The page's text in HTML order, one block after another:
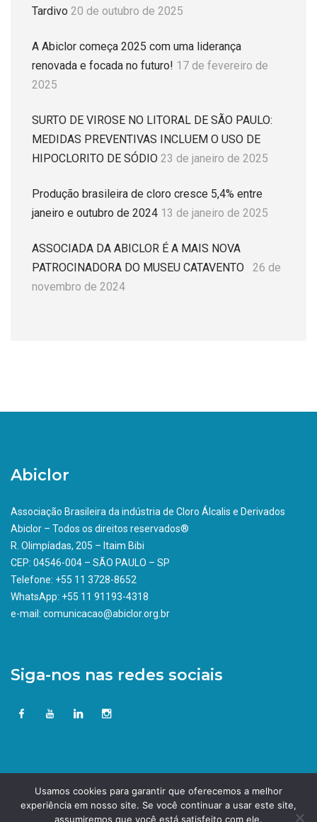
Tardivo 20 de outubro de 2025
A Abiclor começa 2025 com uma liderança
renovada e focada no futuro! 17 de fevereiro de
2025
SURTO DE VIROSE NO LITORAL DE SÃO PAULO:
MEDIDAS PREVENTIVAS INCLUEM O USO DE
HIPOCLORITO DE SÓDIO 23 de janeiro de 2025
Produção brasileira de cloro cresce 5,4% entre
janeiro e outubro de 2024 13 de janeiro de 2025
ASSOCIADA DA ABICLOR É A MAIS NOVA
PATROCINADORA DO MUSEU CATAVENTO
26 de
novembro de 2024
Abiclor
Associação Brasileira da indústria de Cloro Álcalis e Derivados
Abiclor – Todos os direitos reservados®
R. Olimpíadas, 205 – Itaim Bibi
CEP: 04546-004 – SÃO PAULO – SP
Telefone: +55 11 3728-8652
WhatsApp: +55 11 91193-4318
e-mail: comunicacao@abiclor.org.br
Siga-nos nas redes sociais
Usamos cookies para garantir que oferecemos a melhor
experiência em nosso site. Se você continuar a usar este site,
assumiremos que você está satisfeito com ele.